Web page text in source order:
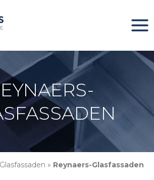
Glasfassaden » Reynaers-Glasfassaden